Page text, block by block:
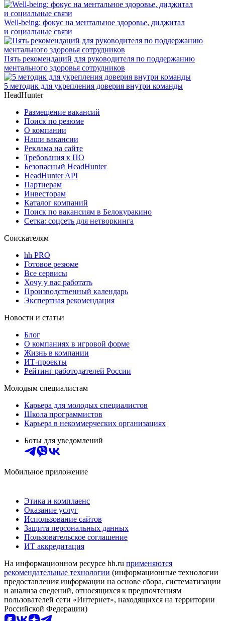
Well-being: фокус на ментальное здоровье, диджитал
и социальные связи
Пять рекомендаций для руководителя по поддержанию
ментального здоровья сотрудников
5 методик для укрепления доверия внутри команды
HeadHunter
Размещение вакансий
Поиск по резюме
О компании
Наши вакансии
Реклама на сайте
Требования к ПО
Безопасный HeadHunter
HeadHunter API
Партнерам
Инвесторам
Каталог компаний
Поиск по вакансиям в Белокуракино
Сетка: соцсеть для нетворкинга
Соискателям
hh PRO
Готовое резюме
Все сервисы
Хочу у вас работать
Производственный календарь
Экспертная рекомендация
Новости и статьи
Блог
О компаниях в игровой форме
Жизнь в компании
ИТ-проекты
Рейтинг работодателей России
Молодым специалистам
Карьера для молодых специалистов
Школа программистов
Карьера в некоммерческих организациях
Боты для уведомлений
Мобильное приложение
Этика и комплаенс
Оказание услуг
Использование сайтов
Защита персональных данных
Пользовательское соглашение
ИТ аккредитация
На информационном ресурсе hh.ru применяются
рекомендательные технологии (информационные технологии
предоставления информации на основе сбора, систематизации
и анализа сведений, относящихся к предпочтениям
пользователей сети «Интернет», находящихся на территории
Российской Федерации)